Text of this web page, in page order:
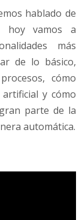
hablado de
hoy vamos a
más
de lo básico,
cómo
y cómo
parte de la
automática.